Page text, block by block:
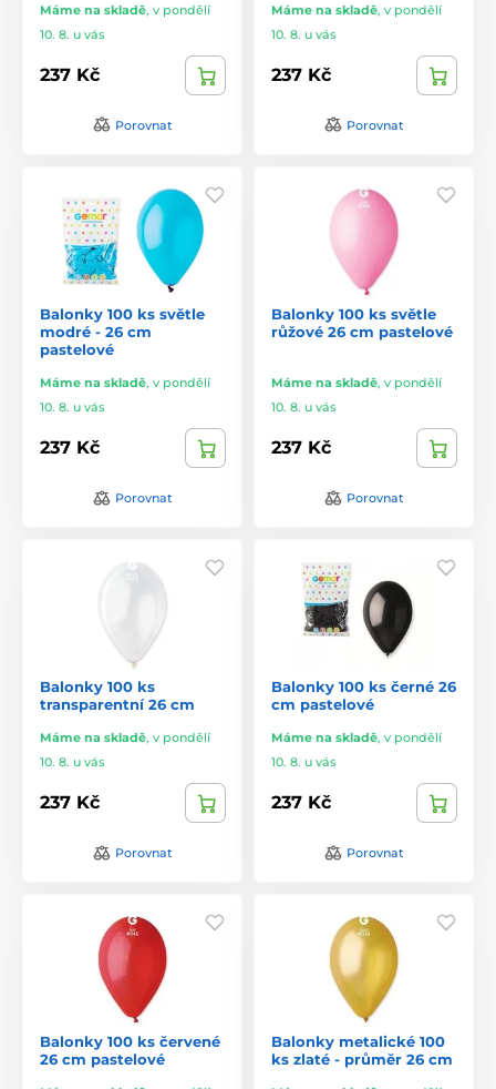
Máme na skladě, v pondělí
10. 8. u vás
237 Kč
Porovnat
Máme na skladě, v pondělí
10. 8. u vás
237 Kč
Porovnat
Balonky 100 ks světle
modré - 26 cm
pastelové
Máme na skladě, v pondělí
10. 8. u vás
237 Kč
Porovnat
Balonky 100 ks světle
růžové 26 cm pastelové
Máme na skladě, v pondělí
10. 8. u vás
237 Kč
Porovnat
Balonky 100 ks
transparentní 26 cm
Máme na skladě, v pondělí
10. 8. u vás
237 Kč
Porovnat
Balonky 100 ks černé 26
cm pastelové
Máme na skladě, v pondělí
10. 8. u vás
237 Kč
Porovnat
Balonky 100 ks červené
26 cm pastelové
Balonky metalické 100
ks zlaté - průměr 26 cm